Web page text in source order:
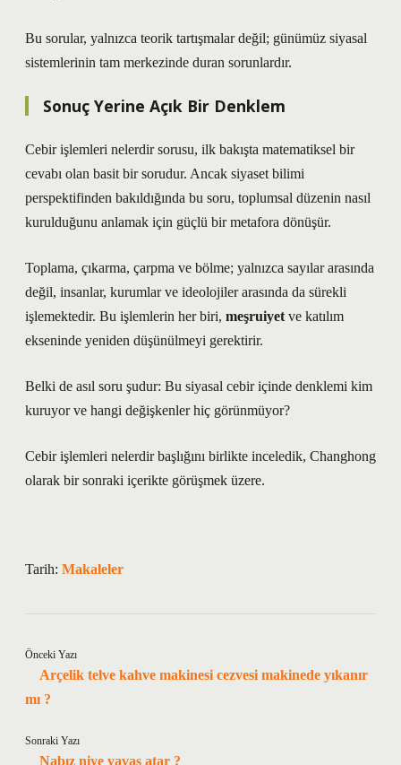
Bu sorular, yalnızca teorik tartışmalar değil; günümüz siyasal
sistemlerinin tam merkezinde duran sorunlardır.
Sonuç Yerine Açık Bir Denklem
Cebir işlemleri nelerdir sorusu, ilk bakışta matematiksel bir
cevabı olan basit bir sorudur. Ancak siyaset bilimi
perspektifinden bakıldığında bu soru, toplumsal düzenin nasıl
kurulduğunu anlamak için güçlü bir metafora dönüşür.
Toplama, çıkarma, çarpma ve bölme; yalnızca sayılar arasında
değil, insanlar, kurumlar ve ideolojiler arasında da sürekli
işlemektedir. Bu işlemlerin her biri, meşruiyet ve katılım
ekseninde yeniden düşünülmeyi gerektirir.
Belki de asıl soru şudur: Bu siyasal cebir içinde denklemi kim
kuruyor ve hangi değişkenler hiç görünmüyor?
Cebir işlemleri nelerdir başlığını birlikte inceledik, Changhong
olarak bir sonraki içerikte görüşmek üzere.
Tarih: Makaleler
Önceki Yazı
Arçelik telve kahve makinesi cezvesi makinede yıkanır
mı ?
Sonraki Yazı
Nabız niye yavaş atar ?